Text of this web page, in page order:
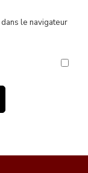
le navigateur